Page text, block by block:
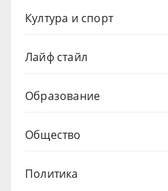
Култура и спорт
Лайф стайл
Образование
Общество
Политика